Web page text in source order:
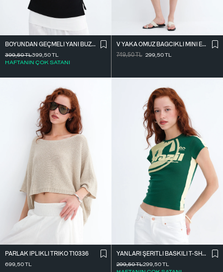
BOYUNDAN GEÇMELI YANI BÜZGÜLÜ BLUZ A390
399,50TL
HAFTANIN ÇOK SATANI
399,50TL
V YAKA OMUZ BAĞCIKLI MINI ELBISE E3394
749,50TL 299,50TL
PARLAK İ̇PLIKLI TRIKO T10336
699,50TL
YANLARI ŞERITLI BASKILI T-SHIRT P9035
299,50TL299,50TL